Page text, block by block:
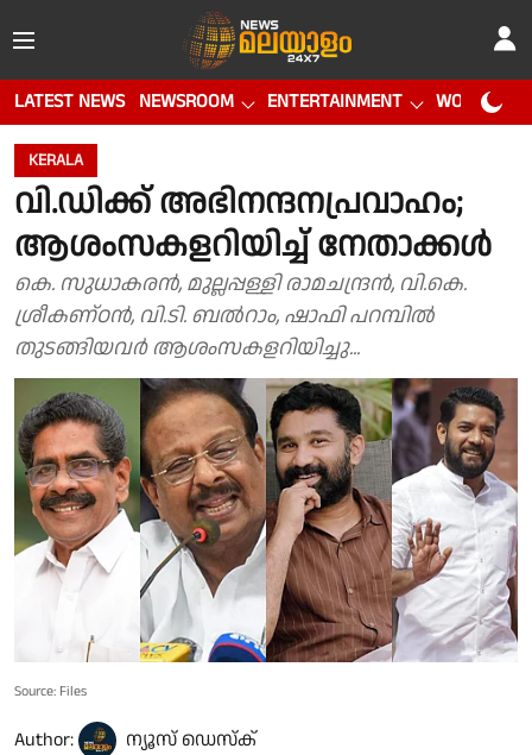
LATEST NEWS NEWSROOM ENTERTAINMENT WORLD CUP
KERALA
വി.ഡിക്ക് അഭിനന്ദനപ്രവാഹം;
ആശംസകളറിയിച്ച് നേതാക്കൾ
കെ. സുധാകരൻ, മുല്ലപ്പള്ളി രാമചന്ദ്രൻ, വി.കെ.
ശ്രീകണ്ഠൻ, വി.ടി. ബൽറാം, ഷാഫി പറമ്പിൽ
തുടങ്ങിയവർ ആശംസകളറിയിച്ചു...
Source: Files
Author: ന്യൂസ് ഡെസ്ക്